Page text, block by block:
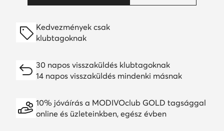
Kedvezmények csak
klubtagoknak
30 napos visszaküldés klubtagoknak
14 napos visszaküldés mindenki másnak
10% jóváírás a MODIVOclub GOLD tagsággal
online és üzleteinkben, egész évben